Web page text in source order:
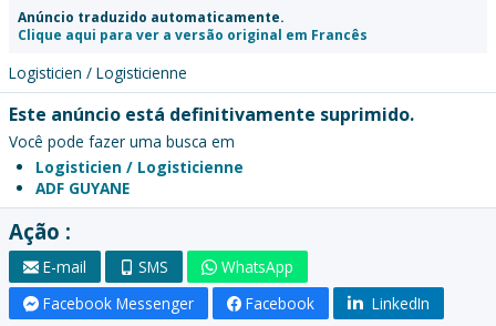
Anúncio traduzido automaticamente.
Clique aqui para ver a versão original em Francês
Logisticien / Logisticienne
Este anúncio está definitivamente suprimido.
Você pode fazer uma busca em
Logisticien / Logisticienne
ADF GUYANE
Ação :
E-mail SMS
WhatsApp
Facebook Messenger
Facebook LinkedIn